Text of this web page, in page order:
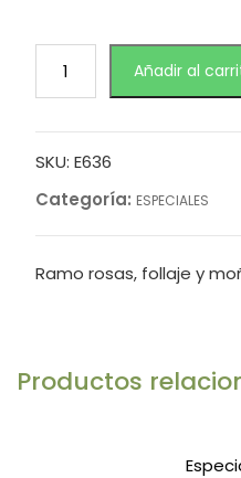
Añadir al
SKU: E636
Categoría: ESPECIALES
Ramo rosas, follaje y
Productos